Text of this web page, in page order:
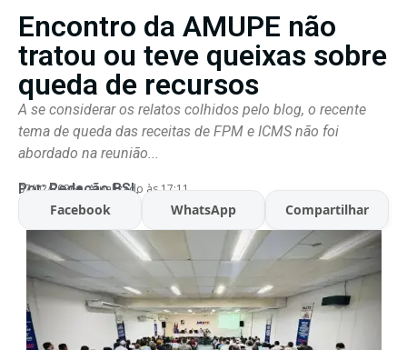
Encontro da AMUPE não
tratou ou teve queixas sobre
queda de recursos
A se considerar os relatos colhidos pelo blog, o recente
tema de queda das receitas de FPM e ICMS não foi
abordado na reunião...
Por:Redação BSL
07/02/2026 Atualizado às 17:11
Facebook WhatsApp Compartilhar